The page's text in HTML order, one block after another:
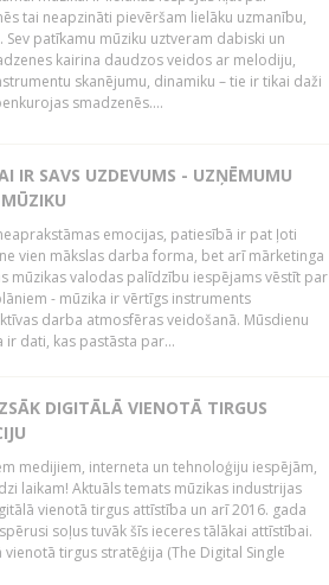
tai neapzināti pievēršam lielāku uzmanību,
patīkamu mūziku uztveram dabiski un
kairina daudzos veidos ar melodiju,
skanējumu, dinamiku – tie ir tikai daži
smadzenēs....
IR SAVS UZDEVUMS - UZŅĒMUMU
emocijas, patiesībā ir pat ļoti
vien mākslas darba forma, bet arī mārketinga
mūzikas valodas palīdzību iespējams vēstīt par
- mūzika ir vērtīgs instruments
darba atmosfēras veidošanā. Mūsdienu
dati, kas pastāsta par...
DIGITĀLĀ VIENOTĀ TIRGUS
medijiem, interneta un tehnoloģiju iespējām,
laikam! Aktuāls temats mūzikas industrijas
vienotā tirgus attīstība un arī 2016. gada
soļus tuvāk šīs ieceres tālākai attīstībai.
tirgus stratēģija (The Digital Single